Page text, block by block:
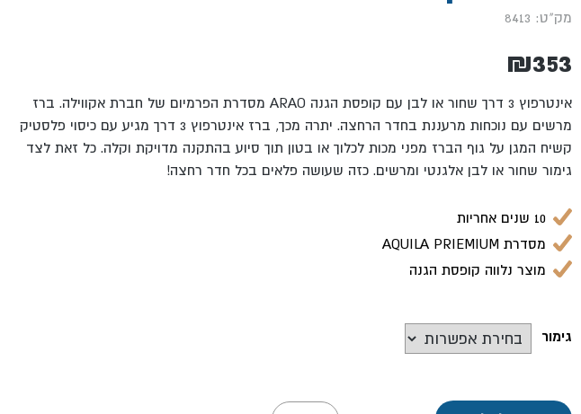
מק"ט: 8413
₪353
אינטרפוץ 3 דרך שחור או לבן עם קופסת הגנה ARAO מסדרת הפרמיום של חברת אקווילה. ברז
מרשים עם נוכחות מרעננת בחדר הרחצה. יתרה מכך, ברז אינטרפוץ 3 דרך מגיע עם כיסוי פלסטיק
קשיח המגן על גוף הברז מפני מכות לכלוך או בטון תוך סיוע בהתקנה מדויקת וקלה. כל זאת לצד
גימור שחור או לבן אלגנטי ומרשים. כזה שעושה פלאים בכל חדר רחצה!
10 שנים אחריות
מסדרת AQUILA PRIEMIUM
מוצר נלווה קופסת הגנה
גימור
כמות